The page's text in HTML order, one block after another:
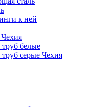
к ней
белые
серые Чехия